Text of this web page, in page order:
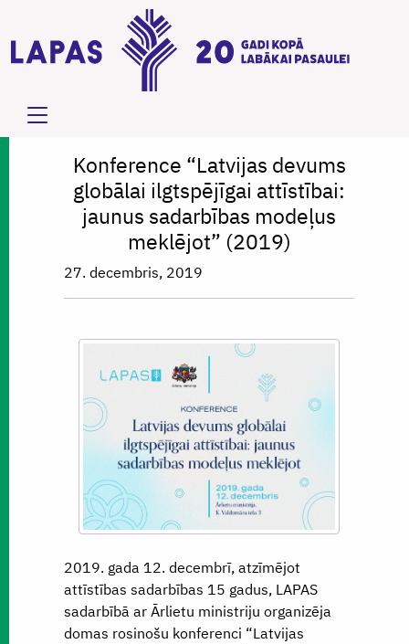
Konference “Latvijas devums
globālai ilgtspējīgai attīstībai:
jaunus sadarbības modeļus
meklējot” (2019)
27. decembris, 2019
2019. gada 12. decembrī, atzīmējot
attīstības sadarbības 15 gadus, LAPAS
sadarbībā ar Ārlietu ministriju organizēja
domas rosinošu konferenci “Latvijas